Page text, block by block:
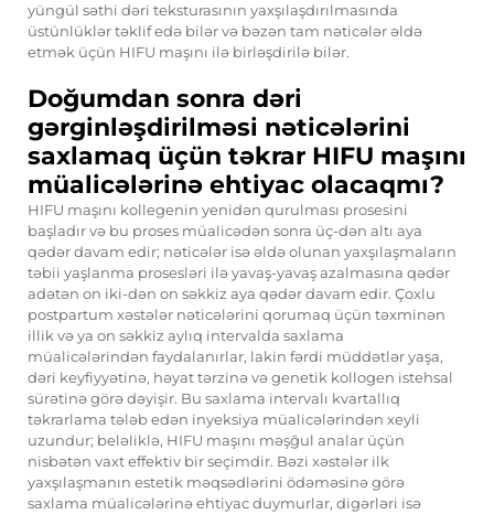
yüngül səthi dəri teksturasının yaxşılaşdırılmasında
üstünlüklər təklif edə bilər və bəzən tam nəticələr əldə
etmək üçün HIFU maşını ilə birləşdirilə bilər.
Doğumdan sonra dəri
gərginləşdirilməsi nəticələrini
saxlamaq üçün təkrar HIFU maşını
müalicələrinə ehtiyac olacaqmı?
HIFU maşını kollegenin yenidən qurulması prosesini
başladır və bu proses müalicədən sonra üç-dən altı aya
qədər davam edir; nəticələr isə əldə olunan yaxşılaşmaların
təbii yaşlanma prosesləri ilə yavaş-yavaş azalmasına qədər
adətən on iki-dən on səkkiz aya qədər davam edir. Çoxlu
postpartum xəstələr nəticələrini qorumaq üçün təxminən
illik və ya on səkkiz aylıq intervalda saxlama
müalicələrindən faydalanırlar, lakin fərdi müddətlər yaşa,
dəri keyfiyyətinə, həyat tərzinə və genetik kollogen istehsal
sürətinə görə dəyişir. Bu saxlama intervalı kvartallıq
təkrarlama tələb edən inyeksiya müalicələrindən xeyli
uzundur; beləliklə, HIFU maşını məşğul analar üçün
nisbətən vaxt effektiv bir seçimdir. Bəzi xəstələr ilk
yaxşılaşmanın estetik məqsədlərini ödəməsinə görə
saxlama müalicələrinə ehtiyac duymurlar, digərləri isə